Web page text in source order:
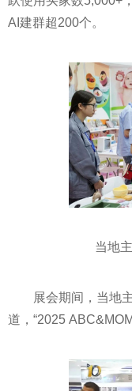
AI建群超200个。
当地
展会期间，当地
道，“2025